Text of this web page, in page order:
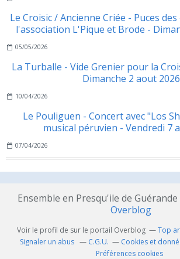
Le Croisic / Ancienne Criée - Puces
l'association L'Pique et Brode -
05/05/2026
La Turballe - Vide Grenier pour la
Dimanche 2 aout 2026
10/04/2026
Le Pouliguen - Concert avec "Los
musical péruvien - Vendredi 7
07/04/2026
Ensemble en Presqu'ile de
Overblog
Voir le profil de sur le portail Overblog Top
Signaler un abus
C.G.U.
Cookies et
Préférences cookies